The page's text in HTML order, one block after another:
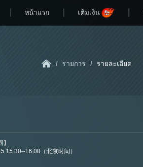
หน้าแรก เติมเงิน
/ รายการ / รายละเอียด
】
15:30--16:00（北京时间）